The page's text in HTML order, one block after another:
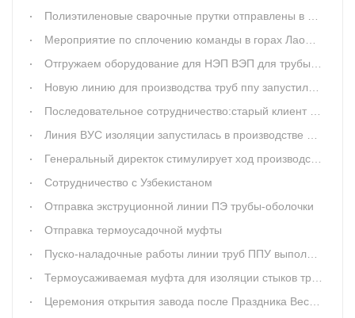
Полиэтиленовые сварочные прутки отправлены в Сингапур
Мероприятие по сплочению команды в горах Лаошань
Отгружаем оборудование для НЭП ВЭП для трубы 2500мм
Новую линию для производства труб ппу запустили в эксплуатацию
Последовательное сотрудничество:старый клиент сделал новый казаз на линию ВЭП и НЭП для трубы 2540мм
Линия ВУС изоляции запустилась в производстве в Тайланде
Генеральный директок стимулирует ход производства
Сотрудничество с Узбекистаном
Отправка экструционной линии ПЭ трубы-оболочки
Отправка термоусадочной муфты
Пуско-наладочные работы линии труб ППУ выполнены
Термоусаживаемая муфта для изоляции стыков труб ППУ
Церемония открытия завода после Праздника Весны